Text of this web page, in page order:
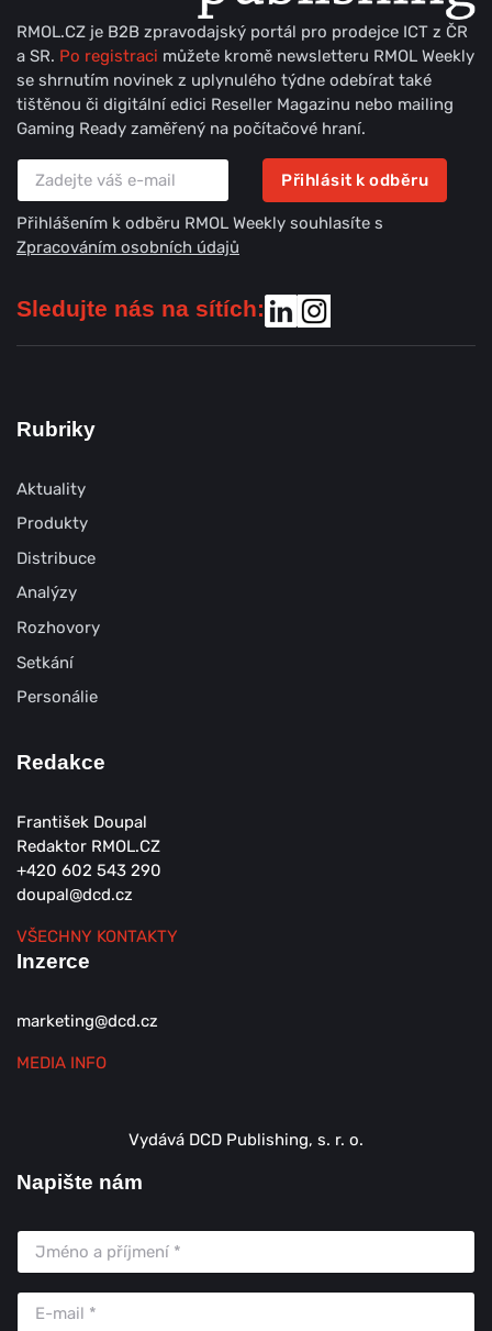
RMOL.CZ je B2B zpravodajský portál pro prodejce ICT z ČR
a SR. Po registraci můžete kromě newsletteru RMOL Weekly
se shrnutím novinek z uplynulého týdne odebírat také
tištěnou či digitální edici Reseller Magazinu nebo mailing
Gaming Ready zaměřený na počítačové hraní.
Přihlásit k odběru
Přihlášením k odběru RMOL Weekly souhlasíte s
Zpracováním osobních údajů
Sledujte nás na sítích:
Rubriky
Aktuality
Produkty
Distribuce
Analýzy
Rozhovory
Setkání
Personálie
Redakce
František Doupal
Redaktor RMOL.CZ
+420 602 543 290
doupal@dcd.cz
VŠECHNY KONTAKTY
Inzerce
marketing@dcd.cz
MEDIA INFO
Vydává DCD Publishing, s. r. o.
Napište nám